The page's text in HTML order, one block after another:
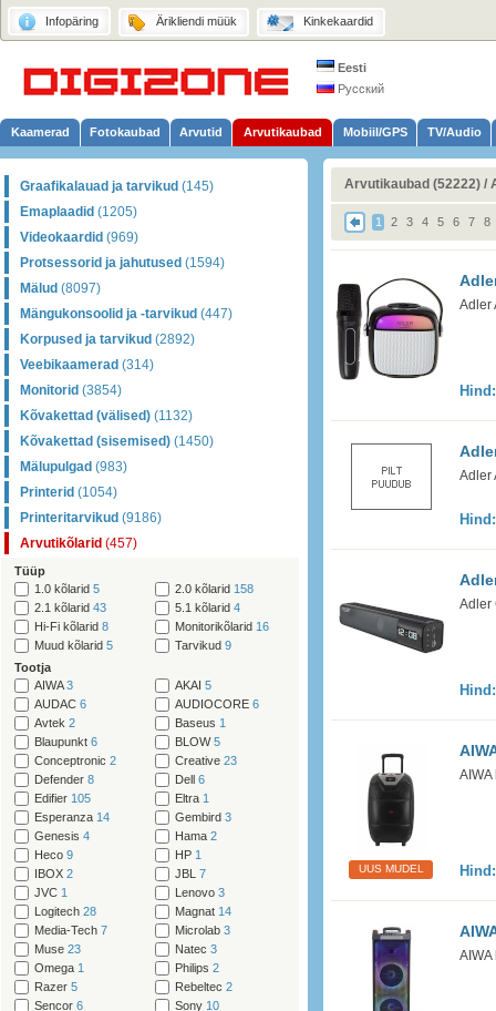
Infopäring Ärikliendi müük Kinkekaardid
Eesti
Русский
Kaamerad Fotokaubad Arvutid Arvutikaubad Mobiil/GPS TV/Audio
Graafikalauad ja tarvikud (145)
Emaplaadid (1205)
Videokaardid (969)
Protsessorid ja jahutused (1594)
Mälud (8097)
Mängukonsoolid ja -tarvikud (447)
Korpused ja tarvikud (2892)
Veebikaamerad (314)
Monitorid (3854)
Kõvakettad (välised) (1132)
Kõvakettad (sisemised) (1450)
Mälupulgad (983)
Printerid (1054)
Printeritarvikud (9186)
Arvutikõlarid (457)
Tüüp
1.0 kõlarid 5 2.0 kõlarid 158
2.1 kõlarid 43 5.1 kõlarid 4
Hi-Fi kõlarid 8 Monitorikõlarid 16
Muud kõlarid 5 Tarvikud 9
Tootja
AIWA3 AKAI 5
AUDAC 6 AUDIOCORE 6
Avtek 2 Baseus 1
Blaupunkt 6 BLOW5
Conceptronic 2 Creative 23
Defender 8 Dell 6
Edifier 105 Eltra 1
Esperanza 14 Gembird 3
Genesis 4 Hama 2
Heco 9 HP 1
IBOX 2 JBL 7
JVC 1 Lenovo 3
Logitech 28 Magnat 14
Media-Tech 7 Microlab 3
Muse 23 Natec 3
Omega 1 Philips 2
Razer 5 Rebeltec 2
Sencor 6 Sony 10
Arvutikaubad (52222) /
1 2 3 4 5 6 7 8
Adler
Adler
Adler
UUS MUDEL